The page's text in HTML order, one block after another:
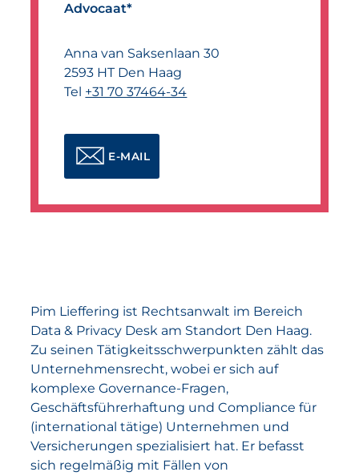
Pim Lieffering ist Rechtsanwalt im Bereich
Data & Privacy Desk am Standort Den Haag.
Zu seinen Tätigkeitsschwerpunkten zählt das
Unternehmensrecht, wobei er sich auf
komplexe Governance-Fragen,
Geschäftsführerhaftung und Compliance für
(international tätige) Unternehmen und
Versicherungen spezialisiert hat. Er befasst
sich regelmäßig mit Fällen von
Advocaat*
Anna van Saksenlaan 30
2593 HT Den Haag
Tel +31 70 37464-34
E-MAIL